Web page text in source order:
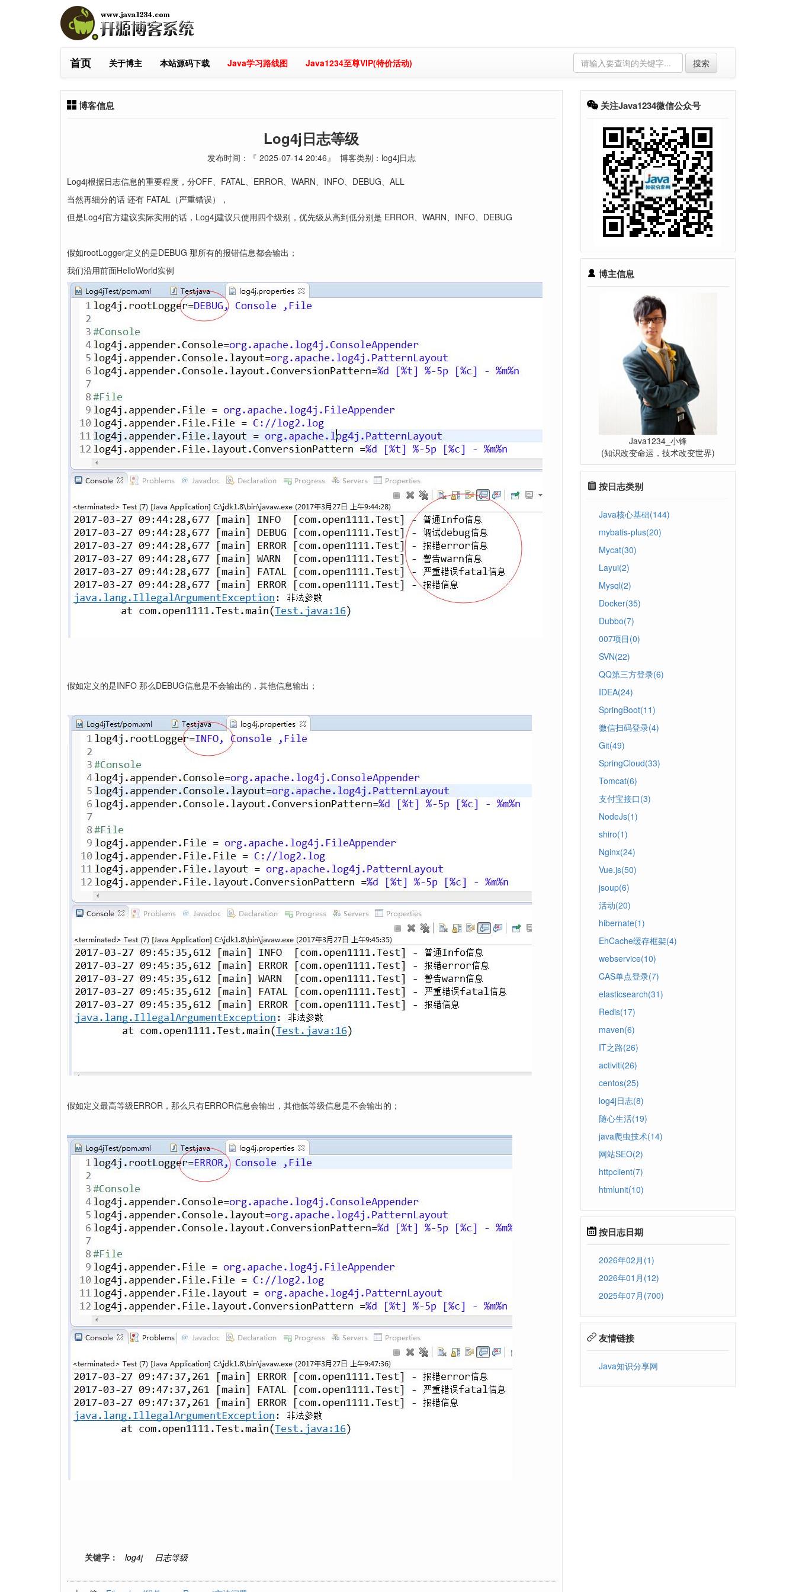
首页 关于博主 本站源码下载 Java学习路线图 Java1234至尊VIP(特价活动) 搜索
博客信息
Log4j日志等级
发布时间：『 2025-07-14 20:46』 博客类别：log4j日志
Log4j根据日志信息的重要程度，分OFF、FATAL、ERROR、WARN、INFO、DEBUG、ALL
当然再细分的话 还有 FATAL（严重错误），
但是Log4j官方建议实际实用的话，Log4j建议只使用四个级别，优先级从高到低分别是 ERROR、WARN、INFO、DEBUG
假如rootLogger定义的是DEBUG 那所有的报错信息都会输出；
我们沿用前面HelloWorld实例
假如定义的是INFO 那么DEBUG信息是不会输出的，其他信息输出；
假如定义最高等级ERROR，那么只有ERROR信息会输出，其他低等级信息是不会输出的；
关键字： log4j 日志等级
关注Java1234微信公众号
博主信息
Java1234_小锋
(知识改变命运，技术改变世界)
按日志类别
Java核心基础(144)
mybatis-plus(20)
Mycat(30)
Layui(2)
Mysql(2)
Docker(35)
Dubbo(7)
007项目(0)
SVN(22)
QQ第三方登录(6)
IDEA(24)
SpringBoot(11)
微信扫码登录(4)
Git(49)
SpringCloud(33)
Tomcat(6)
支付宝接口(3)
NodeJs(1)
shiro(1)
Nginx(24)
Vue.js(50)
jsoup(6)
活动(20)
hibernate(1)
EhCache缓存框架(4)
webservice(10)
CAS单点登录(7)
elasticsearch(31)
Redis(17)
maven(6)
IT之路(26)
activiti(26)
centos(25)
log4j日志(8)
随心生活(19)
java爬虫技术(14)
网站SEO(2)
httpclient(7)
htmlunit(10)
按日志日期
2026年02月(1)
2026年01月(12)
2025年07月(700)
友情链接
Java知识分享网